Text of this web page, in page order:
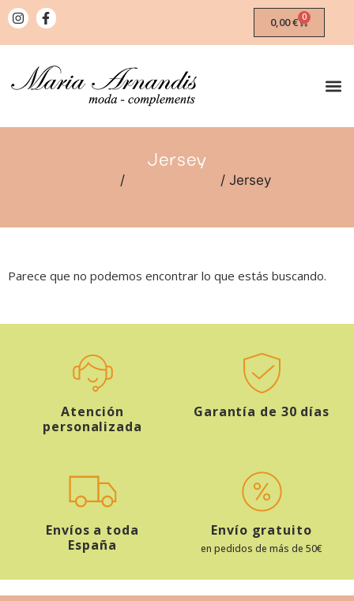
0,00€ 0
Jersey
/ / Jersey
Parece que no podemos encontrar lo que estás buscando.
Atención
personalizada
Garantía de 30 días
Envíos a toda
España
Envío gratuito
en pedidos de más de 50€